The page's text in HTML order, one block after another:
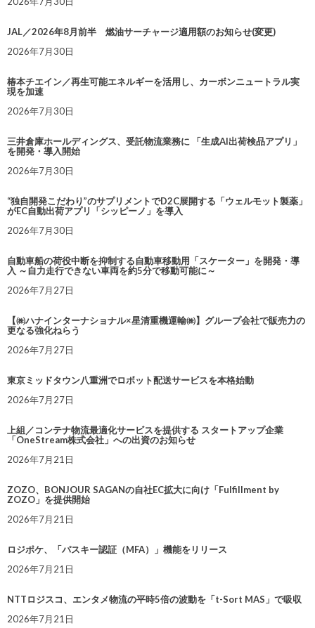
JAL／2026年8月前半 燃油サーチャージ適用額のお知らせ(変更)
2026年7月30日
椿本チエイン／再生可能エネルギーを活用し、カーボンニュートラル実
現を加速
2026年7月30日
三井倉庫ホールディングス、受託物流業務に 「生成AI出荷検品アプリ」
を開発・導入開始
2026年7月30日
“独自開発こだわり”のサプリメントでD2C展開する「ウェルモット製薬」
がEC自動出荷アプリ「シッピーノ」を導入
2026年7月30日
自動車船の荷役中断を抑制する自動車移動用「スケーター」を開発・導
入 ～自力走行できない車両を約5分で移動可能に～
2026年7月27日
【㈱ハナインターナショナル×星清重機運輸㈱】グループ会社で販売力の
更なる強化ねらう
2026年7月27日
東京ミッドタウン八重洲でロボット配送サービスを本格始動
2026年7月27日
上組／コンテナ物流最適化サービスを提供する スタートアップ企業
「OneStream株式会社」への出資のお知らせ
2026年7月21日
ZOZO、BONJOUR SAGANの自社EC拡大に向け「Fulfillment by
ZOZO」を提供開始
2026年7月21日
ロジポケ、「パスキー認証（MFA）」機能をリリース
2026年7月21日
NTTロジスコ、エンタメ物流の平時5倍の波動を「t-Sort MAS」で吸収
2026年7月21日